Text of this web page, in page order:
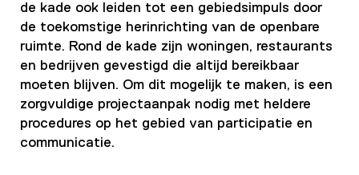
de kade ook leiden tot een gebiedsimpuls door
de toekomstige herinrichting van de openbare
ruimte. Rond de kade zijn woningen, restaurants
en bedrijven gevestigd die altijd bereikbaar
moeten blijven. Om dit mogelijk te maken, is een
zorgvuldige projectaanpak nodig met heldere
procedures op het gebied van participatie en
communicatie.